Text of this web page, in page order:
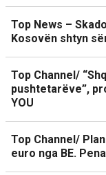
Top News –
Kosovën shtyn
Top Channel/
pushtetarëve”,
YOU
Top Channel/
euro nga BE.